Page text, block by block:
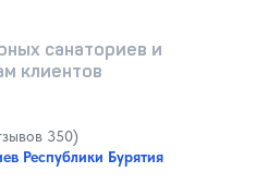
санаториев и
клиентов
звезд:
350)
Республики Бурятия